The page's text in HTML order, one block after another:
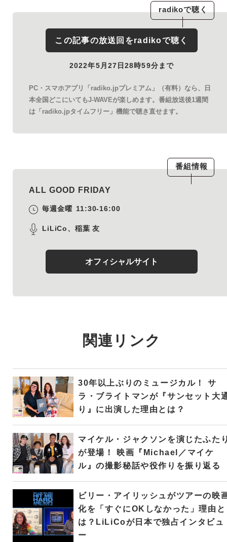
radikoで聴く
この記事の放送回をradikoで聴く
2022年5月27日28時59分まで
PC・スマホアプリ「radiko.jpプレミアム」（有料）なら、日
本全国どこにいてもJ-WAVEが楽しめます。番組放送後1週間
は「radiko.jpタイムフリー」機能で聴き直せます。
番組情報
ALL GOOD FRIDAY
毎週金曜 11:30-16:00
LiLiCo、稲葉 友
オフィシャルサイト
関連リンク
30年以上ぶりのミュージカル！ サ
ラ・ブライトマンが『サンセット大
り』に出演した理由とは？
マイケル・ジャクソンを演じたふた
が登場！ 映画『Michael／マイケ
ル』の撮影秘話や役作りを振り返る
ビリー・アイリッシュがツアーの映
化を「すぐにOKしなかった」理由と
は？LiLiCoが日本で独占インタビュ
ー